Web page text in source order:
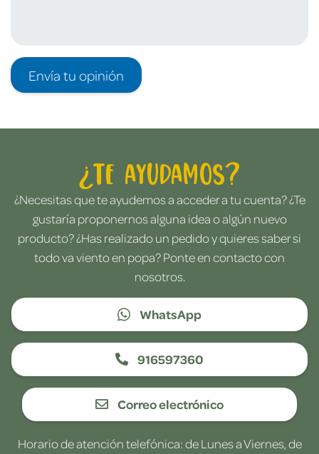
Envía tu opinión
¿Te ayudamos?
¿Necesitas que te ayudemos a acceder a tu cuenta? ¿Te
gustaría proponernos alguna idea o algún nuevo
producto? ¿Has realizado un pedido y quieres saber si
todo va viento en popa? Ponte en contacto con
nosotros.
WhatsApp
916597360
Correo electrónico
Horario de atención telefónica: de Lunes a Viernes, de